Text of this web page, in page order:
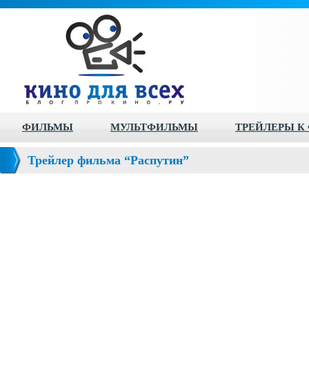
ФИЛЬМЫ МУЛЬТФИЛЬМЫ ТРЕЙЛЕРЫ
Трейлер фильма “Распутин”